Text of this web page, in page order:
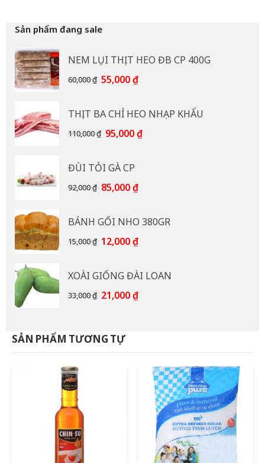
Sản phẩm đang sale
NEM LỤI THỊT HEO ĐB CP 400G
60,000₫ Giá
60,000 ₫.
55,000₫Giá
là:
55,000 ₫.
THỊT BA CHỈ HEO NHẠP KHẨU
110,000₫ Giá
110,000 ₫.
95,000₫Giá
ĐÙI TỎI GÀ CP
92,000₫ Giá
92,000 ₫.
85,000₫Giá
là:
85,000 ₫.
BÁNH GỐI NHO 380GR
15,000₫ Giá
15,000 ₫.
12,000₫Giá
là:
12,000 ₫.
XOÀI GIỐNG ĐÀI LOAN
33,000₫ Giá
33,000 ₫.
21,000₫Giá
SẢN PHẨM TƯƠNG TỰ